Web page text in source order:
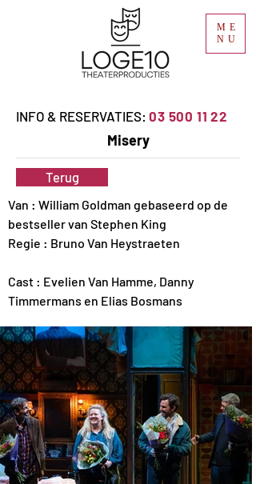
ME
NU
INFO & RESERVATIES: 03 500 11 22
Misery
Terug
Van : William Goldman gebaseerd op de
bestseller van Stephen King
Regie : Bruno Van Heystraeten
Cast : Evelien Van Hamme, Danny
Timmermans en Elias Bosmans